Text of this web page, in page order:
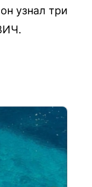
узнал три